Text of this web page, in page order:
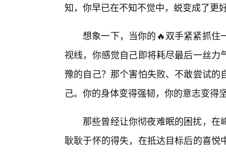
知，你早已在不知不觉中，蜕变成了更
想象一下，当你的🔥双手紧紧抓住
视线，你感觉自己即将耗尽最后一丝
豫的自己？那个害怕失败、不敢尝试
己。你的身体变得强韧，你的意志变得
那些曾经让你彻夜难眠的困扰，
耿耿于怀的得失，在抵达目标后的喜